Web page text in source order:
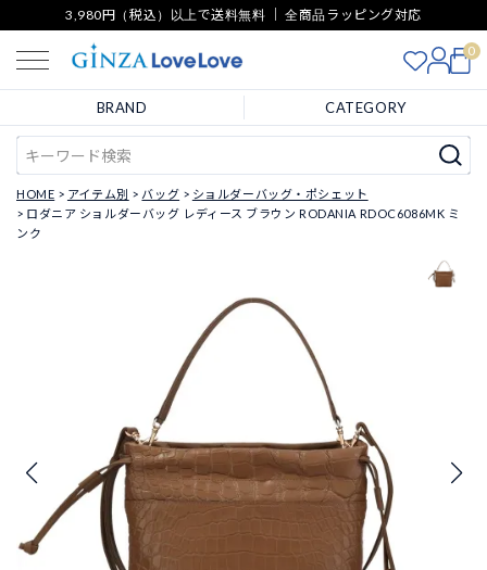
3,980円（税込）以上で送料無料 ｜ 全商品ラッピング対応
0
BRAND CATEGORY
HOME アイテム別 バッグ
ショルダーバッグ・ポシェット
ロダニア ショルダーバッグ レディース ブラウン RODANIA RDOC6086MK ミ
ンク